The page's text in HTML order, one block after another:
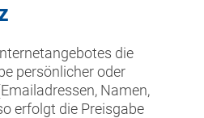
die
persönlicher oder
Namen,
erfolgt die Preisgabe